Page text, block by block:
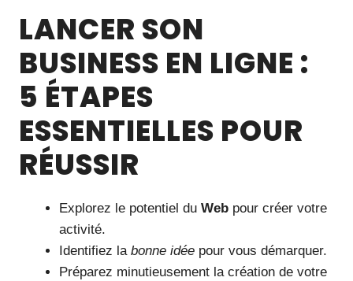
LANCER SON
BUSINESS EN LIGNE :
5 ÉTAPES
ESSENTIELLES POUR
RÉUSSIR
Explorez le potentiel du Web pour créer votre
activité.
Identifiez la bonne idée pour vous démarquer.
Préparez minutieusement la création de votre